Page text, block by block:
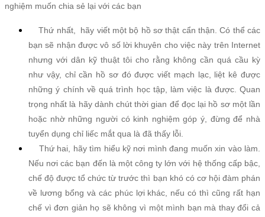
nghiệm muốn chia sẻ lại với các bạn
Thứ nhất, hãy viết một bộ hồ sơ thật cẩn thận. Có thể các
bạn sẽ nhận được vô số lời khuyên cho việc này trên Internet
nhưng với dân kỹ thuật tôi cho rằng không cần quá cầu kỳ
như vậy, chỉ cần hồ sơ đó được viết mạch lạc, liệt kê được
những ý chính về quá trình học tập, làm việc là được. Quan
trọng nhất là hãy dành chút thời gian để đọc lại hồ sơ một lần
hoặc nhờ những người có kinh nghiệm góp ý, đừng để nhà
tuyển dụng chỉ liếc mắt qua là đã thấy lỗi.
Thứ hai, hãy tìm hiểu kỹ nơi mình đang muốn xin vào làm.
Nếu nơi các bạn đến là một công ty lớn với hệ thống cấp bậc,
chế độ được tổ chức từ trước thì bạn khó có cơ hội đàm phán
về lương bổng và các phúc lợi khác, nếu có thì cũng rất hạn
chế vì đơn giản họ sẽ không vì một mình bạn mà thay đổi cả